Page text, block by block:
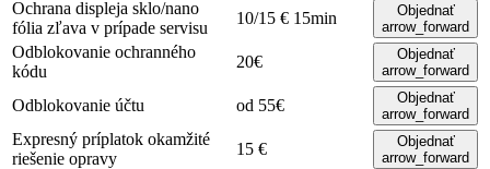
Ochrana displeja sklo/nano
fólia zľava v prípade servisu
10/15 € 15min
Objednať
arrow_forward
Odblokovanie ochranného
kódu
20€
Objednať
arrow_forward
Odblokovanie účtu od 55€
Objednať
arrow_forward
Expresný príplatok okamžité
riešenie opravy
15 €
Objednať
arrow_forward